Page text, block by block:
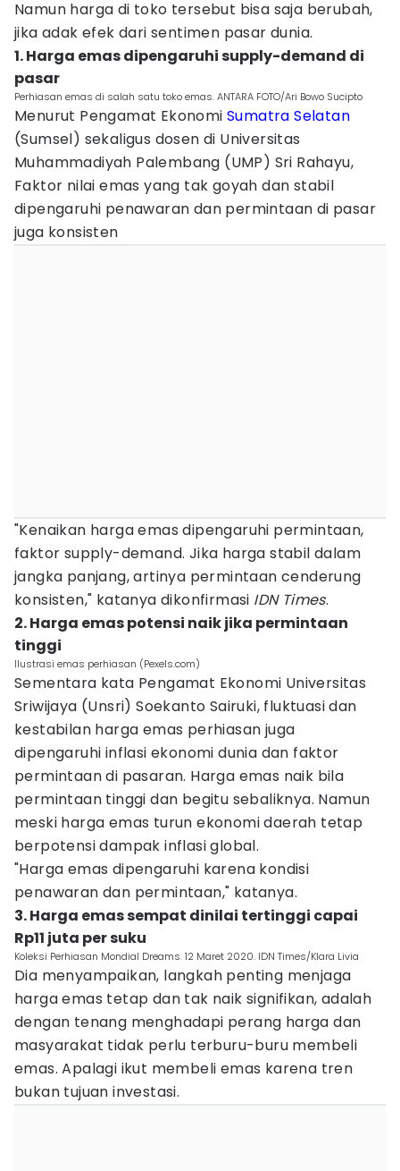
Namun harga di toko tersebut bisa saja berubah,
jika adak efek dari sentimen pasar dunia.
1. Harga emas dipengaruhi supply-demand di
pasar
Perhiasan emas di salah satu toko emas. ANTARA FOTO/Ari Bowo Sucipto
Menurut Pengamat Ekonomi Sumatra Selatan
(Sumsel) sekaligus dosen di Universitas
Muhammadiyah Palembang (UMP) Sri Rahayu,
Faktor nilai emas yang tak goyah dan stabil
dipengaruhi penawaran dan permintaan di pasar
juga konsisten
"Kenaikan harga emas dipengaruhi permintaan,
faktor supply-demand. Jika harga stabil dalam
jangka panjang, artinya permintaan cenderung
konsisten," katanya dikonfirmasi IDN Times.
2. Harga emas potensi naik jika permintaan
tinggi
Ilustrasi emas perhiasan (Pexels.com)
Sementara kata Pengamat Ekonomi Universitas
Sriwijaya (Unsri) Soekanto Sairuki, fluktuasi dan
kestabilan harga emas perhiasan juga
dipengaruhi inflasi ekonomi dunia dan faktor
permintaan di pasaran. Harga emas naik bila
permintaan tinggi dan begitu sebaliknya. Namun
meski harga emas turun ekonomi daerah tetap
berpotensi dampak inflasi global.
"Harga emas dipengaruhi karena kondisi
penawaran dan permintaan," katanya.
3. Harga emas sempat dinilai tertinggi capai
Rp11 juta per suku
Koleksi Perhiasan Mondial Dreams. 12 Maret 2020. IDN Times/Klara Livia
Dia menyampaikan, langkah penting menjaga
harga emas tetap dan tak naik signifikan, adalah
dengan tenang menghadapi perang harga dan
masyarakat tidak perlu terburu-buru membeli
emas. Apalagi ikut membeli emas karena tren
bukan tujuan investasi.